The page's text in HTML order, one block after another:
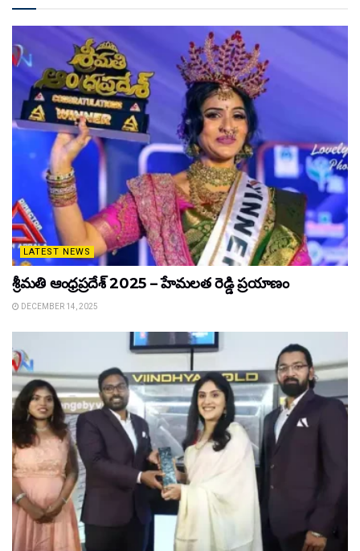
LATEST NEWS
శ్రీమతి ఆంధ్రప్రదేశ్ 2025 – హేమలత రెడ్డి ప్రయాణం
DECEMBER 14, 2025